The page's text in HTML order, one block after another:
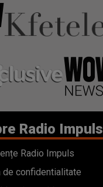
Radio Impuls
Radio Impuls
de confidentialitate